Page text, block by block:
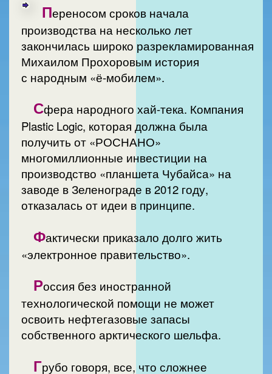
Переносом сроков начала
производства на несколько лет
закончилась широко разрекламированная
Михаилом Прохоровым история
с народным «ё-мобилем».
Сфера народного хай-тека. Компания
Plastic Logic, которая должна была
получить от «РОСНАНО»
многомиллионные инвестиции на
производство «планшета Чубайса» на
заводе в Зеленограде в 2012 году,
отказалась от идеи в принципе.
Фактически приказало долго жить
«электронное правительство».
Россия без иностранной
технологической помощи не может
освоить нефтегазовые запасы
собственного арктического шельфа.
Грубо говоря, все, что сложнее